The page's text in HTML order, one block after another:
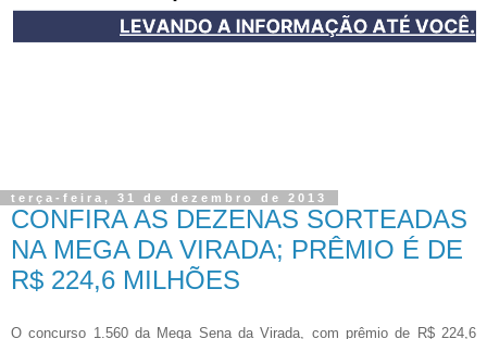
terça-feira, 31 de dezembro de 2013
CONFIRA AS DEZENAS SORTEADAS
NA MEGA DA VIRADA; PRÊMIO É DE
R$ 224,6 MILHÕES
O concurso 1.560 da Mega Sena da Virada, com prêmio de R$ 224,6